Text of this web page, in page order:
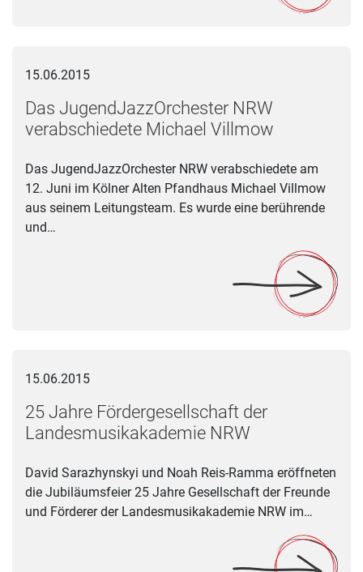
15.06.2015
Das JugendJazzOrchester NRW
verabschiedete Michael Villmow
Das JugendJazzOrchester NRW verabschiedete am
12. Juni im Kölner Alten Pfandhaus Michael Villmow
aus seinem Leitungsteam. Es wurde eine berührende
und…
15.06.2015
25 Jahre Fördergesellschaft der
Landesmusikakademie NRW
David Sarazhynskyi und Noah Reis-Ramma eröffneten
die Jubiläumsfeier 25 Jahre Gesellschaft der Freunde
und Förderer der Landesmusikakademie NRW im…